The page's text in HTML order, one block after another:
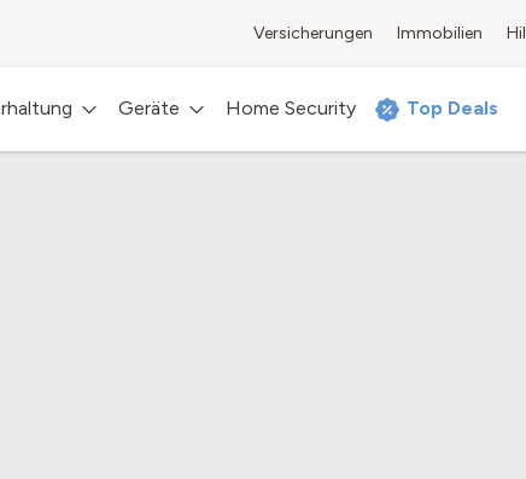
Versicherungen Immobilien
Geräte Home Security Top Deals